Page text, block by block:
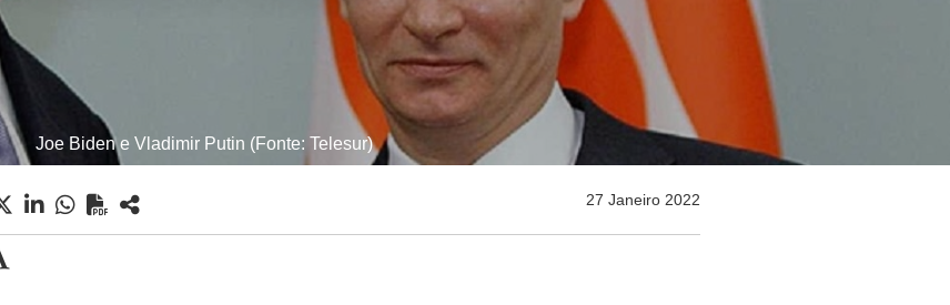
Joe Biden e Vladimir Putin (Fonte: Telesur)
27 Janeiro 2022